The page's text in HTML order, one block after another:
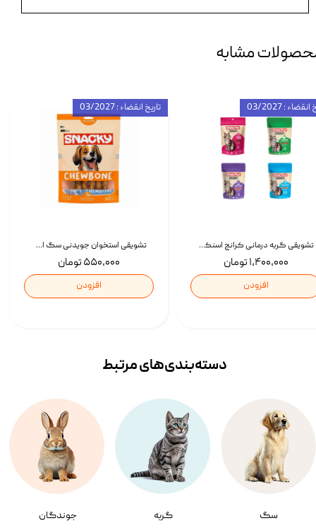
مشابه
تشویقی استخوان جویدنی سگ اسنکی کرانچی با طعم مرغ Snacky Crunchy Munchy وزن 100 گرم
۵۵۰,۰۰۰ تومان
افزودن
تاریخ انقضاء : 03/2027
تشویقی گربه درمانی کرانچ اسنکی با طعم میکس Snacky Crunch Cat Treats وزن 60 گرم بسته 4 عددی
۱,۴۰۰,۰۰۰ تومان
افزودن
: 03/2027
سگ گربه جوندگان
دسته‌بندی‌‌های مرتبط